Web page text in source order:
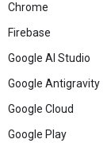
Chrome
Firebase
Google AI Studio
Google Antigravity
Google Cloud
Google Play